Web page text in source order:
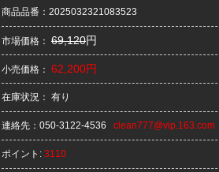
商品品番：2025032321083523
市場価格： 69,120円
小売価格： 62,200円
在庫状況： 有り
連絡先： 050-3122-4536 clean777@vip.163.com
ポイント: 3110